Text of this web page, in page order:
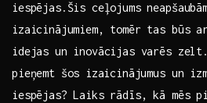
iespējas.Šis ceļojums
izaicinājumiem, tomēr tas būs
‌idejas ‍un inovācijas varēs‌ zelt.⁤
pieņemt šos ⁤izaicinājumus un
iespējas? Laiks ‌rādīs, kā ​mēs